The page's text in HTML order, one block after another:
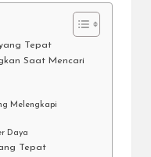
Tepat
Saat Mencari
Melengkapi
Daya
Tepat